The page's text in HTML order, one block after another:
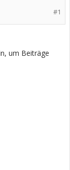
#1
um Beiträge